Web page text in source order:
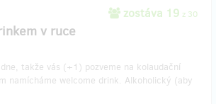
zostáva 19 z 30
v ruce
takže vás (+1) pozveme na kolaudační
namícháme welcome drink. Alkoholický (aby